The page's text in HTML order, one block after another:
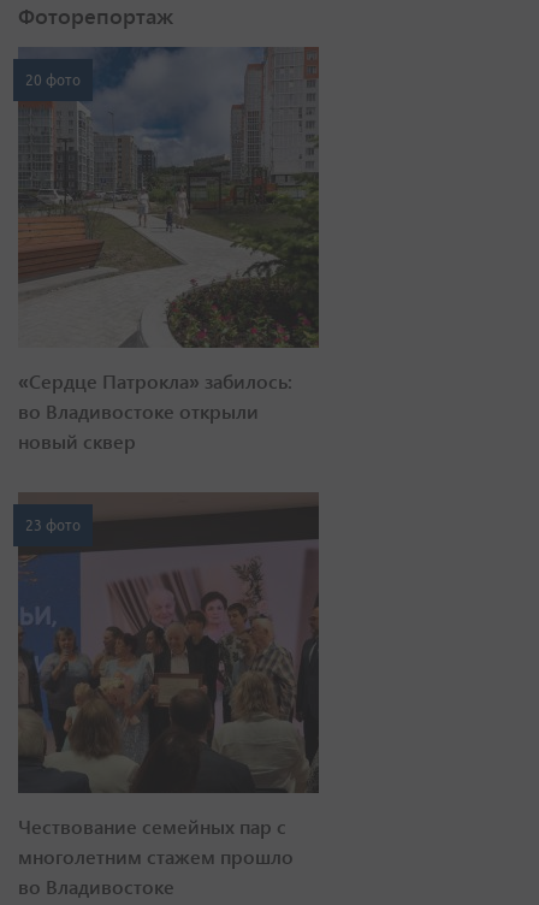
Фоторепортаж
20 фото
«Сердце Патрокла» забилось:
во Владивостоке открыли
новый сквер
23 фото
Чествование семейных пар с
многолетним стажем прошло
во Владивостоке